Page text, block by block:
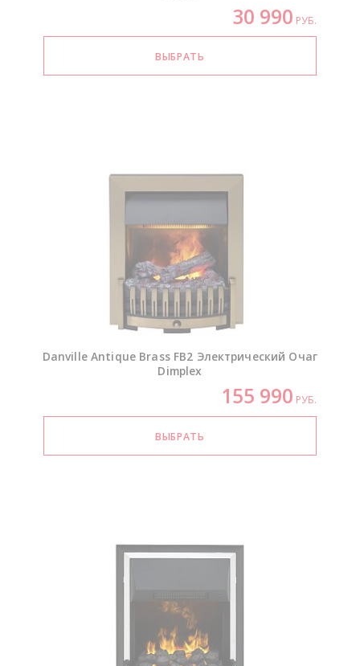
30 990 РУБ.
Danville Antique Brass FB2 Электрический Очаг
Dimplex
155 990 РУБ.